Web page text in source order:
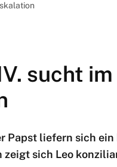
sucht
Papst liefern sich
sich Leo